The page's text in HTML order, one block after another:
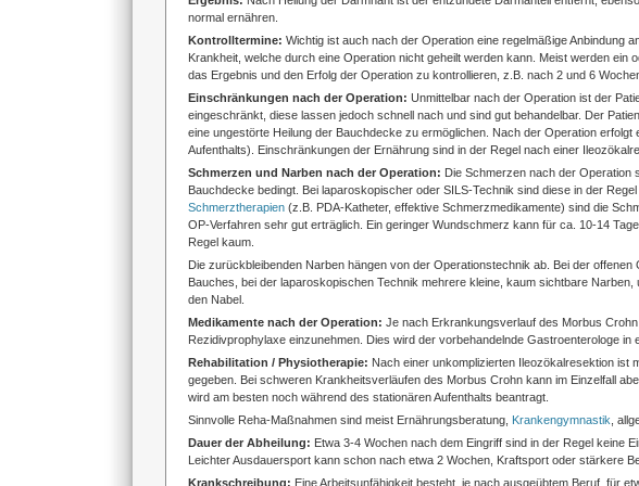
normal ernähren.
Kontrolltermine: Wichtig ist auch nach der Operation eine regelmäßige Anbindung
Krankheit, welche durch eine Operation nicht geheilt werden kann. Meist werden
das Ergebnis und den Erfolg der Operation zu kontrollieren, z.B. nach 2 und 6
Einschränkungen nach der Operation: Unmittelbar nach der Operation ist der
eingeschränkt, diese lassen jedoch schnell nach und sind gut behandelbar. Der
eine ungestörte Heilung der Bauchdecke zu ermöglichen. Nach der Operation
Aufenthalts). Einschränkungen der Ernährung sind in der Regel nach einer
Schmerzen und Narben nach der Operation: Die Schmerzen nach der Operation
Bauchdecke bedingt. Bei laparoskopischer oder SILS-Technik sind diese in der
Schmerztherapien(z.B. PDA-Katheter, effektive Schmerzmedikamente) sind die
OP-Verfahren sehr gut erträglich. Ein geringer Wundschmerz kann für ca. 10-14
Regel kaum.
Die zurückbleibenden Narben hängen von der Operationstechnik ab. Bei der offenen
Bauches, bei der laparoskopischen Technik mehrere kleine, kaum sichtbare
den Nabel.
Medikamente nach der Operation: Je nach Erkrankungsverlauf des Morbus
Rezidivprophylaxe einzunehmen. Dies wird der vorbehandelnde Gastroenterologe in
Rehabilitation / Physiotherapie: Nach einer unkomplizierten Ileozökalresektion ist
gegeben. Bei schweren Krankheitsverläufen des Morbus Crohn kann im Einzelfall
wird am besten noch während des stationären Aufenthalts beantragt.
Sinnvolle Reha-Maßnahmen sind meist Ernährungsberatung, Krankengymnastik ,
Dauer der Abheilung: Etwa 3-4 Wochen nach dem Eingriff sind in der Regel keine
Leichter Ausdauersport kann schon nach etwa 2 Wochen, Kraftsport oder stärkere
Krankschreibung: Eine Arbeitsunfähigkeit besteht, je nach ausgeübtem Beruf, für